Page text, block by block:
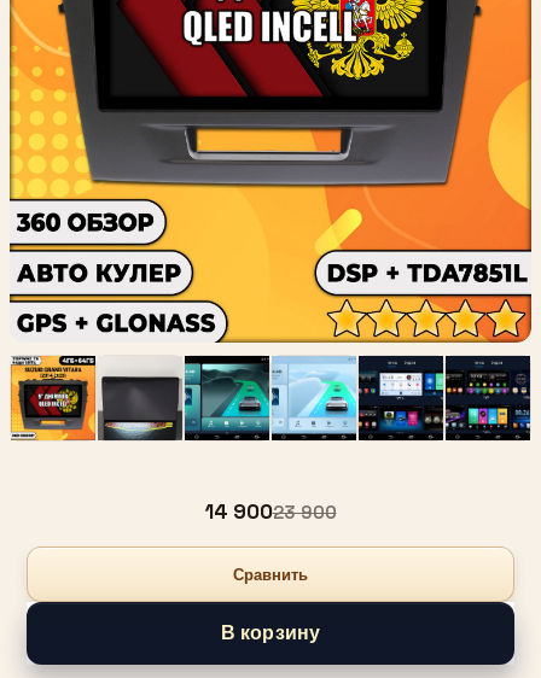
14 90023 900
Сравнить
В корзину